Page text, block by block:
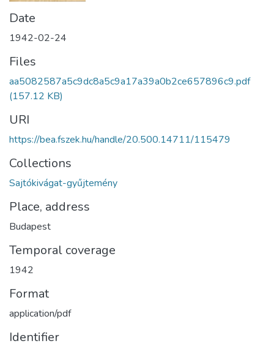
Date
1942-02-24
Files
aa5082587a5c9dc8a5c9a17a39a0b2ce657896c9.pdf
(157.12 KB)
URI
https://bea.fszek.hu/handle/20.500.14711/115479
Collections
Sajtókivágat-gyűjtemény
Place, address
Budapest
Temporal coverage
1942
Format
application/pdf
Identifier